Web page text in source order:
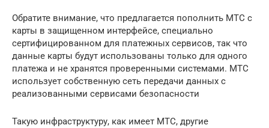
Обратите внимание, что предлагается пополнить МТС с
карты в защищенном интерфейсе, специально
сертифицированном для платежных сервисов, так что
данные карты будут использованы только для одного
платежа и не хранятся проверенными системами. МТС
использует собственную сеть передачи данных с
реализованными сервисами безопасности
Такую инфраструктуру, как имеет МТС, другие